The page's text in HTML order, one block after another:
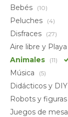
Bebés (10)
Peluches (4)
Disfraces (27)
Aire libre y Playa
Animales (11)
Música (5)
Didácticos y DIY
Robots y figuras
Juegos de mesa